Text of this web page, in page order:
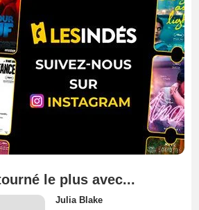
le plus avec...
Julia Blake